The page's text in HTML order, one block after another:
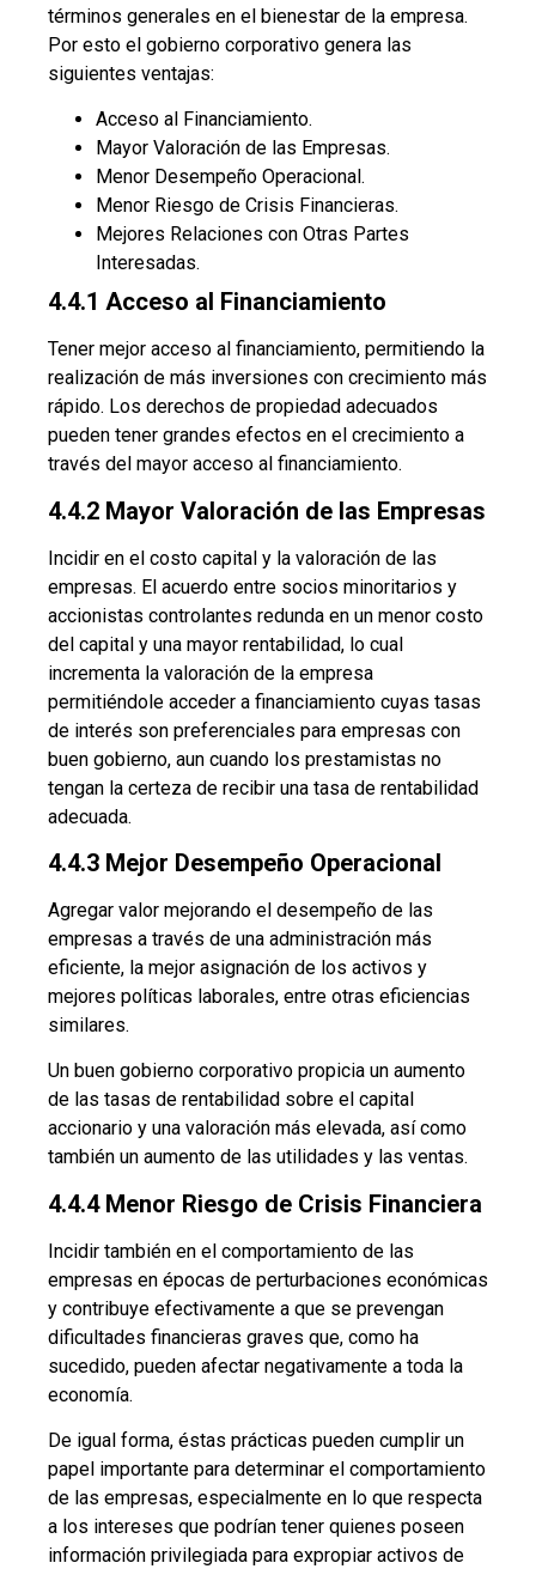
términos generales en el bienestar de la empresa.
Por esto el gobierno corporativo genera las
siguientes ventajas:
Acceso al Financiamiento.
Mayor Valoración de las Empresas.
Menor Desempeño Operacional.
Menor Riesgo de Crisis Financieras.
Mejores Relaciones con Otras Partes
Interesadas.
4.4.1 Acceso al Financiamiento
Tener mejor acceso al financiamiento, permitiendo la
realización de más inversiones con crecimiento más
rápido. Los derechos de propiedad adecuados
pueden tener grandes efectos en el crecimiento a
través del mayor acceso al financiamiento.
4.4.2 Mayor Valoración de las Empresas
Incidir en el costo capital y la valoración de las
empresas. El acuerdo entre socios minoritarios y
accionistas controlantes redunda en un menor costo
del capital y una mayor rentabilidad, lo cual
incrementa la valoración de la empresa
permitiéndole acceder a financiamiento cuyas tasas
de interés son preferenciales para empresas con
buen gobierno, aun cuando los prestamistas no
tengan la certeza de recibir una tasa de rentabilidad
adecuada.
4.4.3 Mejor Desempeño Operacional
Agregar valor mejorando el desempeño de las
empresas a través de una administración más
eficiente, la mejor asignación de los activos y
mejores políticas laborales, entre otras eficiencias
similares.
Un buen gobierno corporativo propicia un aumento
de las tasas de rentabilidad sobre el capital
accionario y una valoración más elevada, así como
también un aumento de las utilidades y las ventas.
4.4.4 Menor Riesgo de Crisis Financiera
Incidir también en el comportamiento de las
empresas en épocas de perturbaciones económicas
y contribuye efectivamente a que se prevengan
dificultades financieras graves que, como ha
sucedido, pueden afectar negativamente a toda la
economía.
De igual forma, éstas prácticas pueden cumplir un
papel importante para determinar el comportamiento
de las empresas, especialmente en lo que respecta
a los intereses que podrían tener quienes poseen
información privilegiada para expropiar activos de